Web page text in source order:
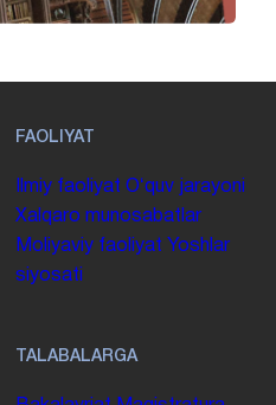
FAOLIYAT
Ilmiy faoliyat Oʻquv jarayoni
Xalqaro munosabatlar
Moliyaviy faoliyat Yoshlar
siyosati
TALABALARGA